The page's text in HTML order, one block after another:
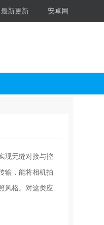
最新更新 安卓网
现无缝对接与控
输，能将相机拍
风格。对这类应